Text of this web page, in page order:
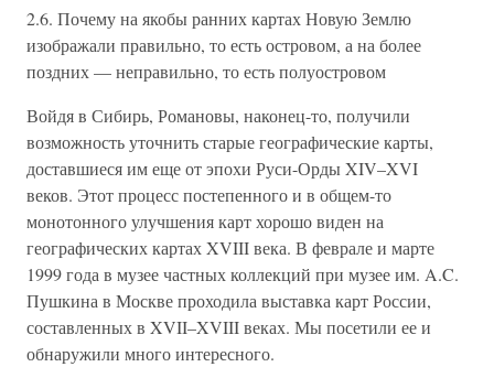
2.6. Почему на якобы ранних картах Новую Землю
изображали правильно, то есть островом, а на более
поздних — неправильно, то есть полуостровом
Войдя в Сибирь, Романовы, наконец-то, получили
возможность уточнить старые географические карты,
доставшиеся им еще от эпохи Руси-Орды XIV–XVI
веков. Этот процесс постепенного и в общем-то
монотонного улучшения карт хорошо виден на
географических картах XVIII века. В феврале и марте
1999 года в музее частных коллекций при музее им. A.C.
Пушкина в Москве проходила выставка карт России,
составленных в XVII–XVIII веках. Мы посетили ее и
обнаружили много интересного.